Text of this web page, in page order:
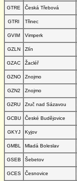
GTRE
Česká Třebová
GTRI
Třinec
GVIM
Vimperk
GZLN
Zlín
GZAC
Žacléř
GZNO
Znojmo
GZN2
Znojmo
GZRU
Zruč nad Sázavou
GCBU
České Budějovice
GKYJ
Kyjov
GMBL
Mladá Boleslav
GSEB
Šebetov
GCES
Česnovice